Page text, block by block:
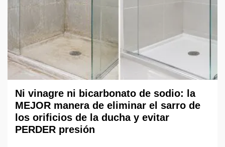
Ni vinagre ni bicarbonato de sodio: la
MEJOR manera de eliminar el sarro de
los orificios de la ducha y evitar
PERDER presión